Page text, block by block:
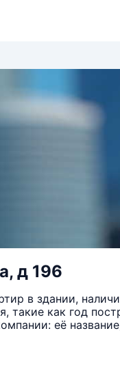
д 196
в здании,
такие как год
её